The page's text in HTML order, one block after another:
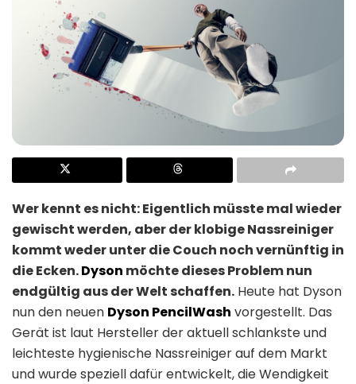
Wer kennt es nicht: Eigentlich müsste mal wieder
gewischt werden, aber der klobige Nassreiniger
kommt weder unter die Couch noch vernünftig in
die Ecken.Dyson möchte dieses Problem nun
endgültig aus der Welt schaffen. Heute hat Dyson
nun den neuen Dyson PencilWash vorgestellt. Das
Gerät ist laut Hersteller der aktuell schlankste und
leichteste hygienische Nassreiniger auf dem Markt
und wurde speziell dafür entwickelt, die Wendigkeit